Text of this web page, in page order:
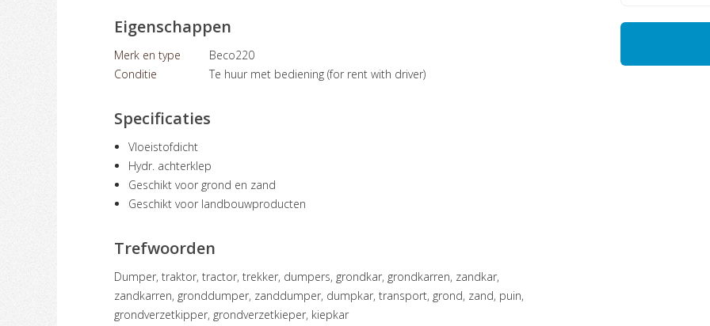
Eigenschappen
Merk en type
Beco220
Conditie
Te huur met bediening (for rent with driver)
Specificaties
Vloeistofdicht
Hydr. achterklep
Geschikt voor grond en zand
Geschikt voor landbouwproducten
Trefwoorden
dumper, traktor, tractor, trekker, dumpers, grondkar, grondkarren, zandkar,
zandkarren, gronddumper, zanddumper, dumpkar, transport, grond, zand, puin,
grondverzetkipper, grondverzetkieper, kiepkar